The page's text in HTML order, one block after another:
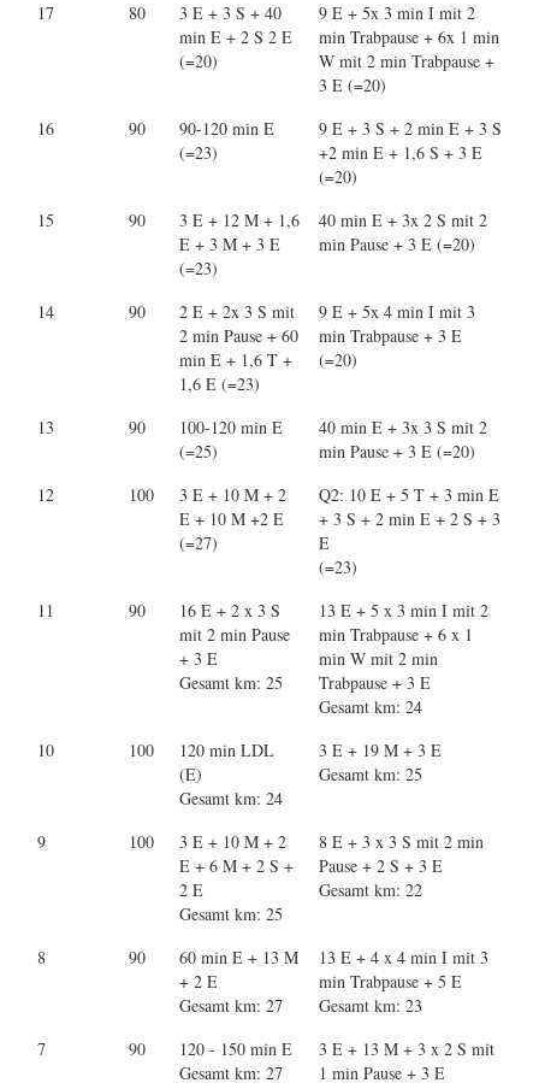
17
80
3 E + 3 S + 40
min E + 2 S 2 E
(=20)
9 E + 5x 3 min I mit 2
min Trabpause + 6x 1 min
W mit 2 min Trabpause +
3 E (=20)
16
90
90-120 min E
(=23)
9 E + 3 S + 2 min E + 3 S
+2 min E + 1,6 S + 3 E
(=20)
15
90
3 E + 12 M + 1,6
E + 3 M + 3 E
(=23)
40 min E + 3x 2 S mit 2
min Pause + 3 E (=20)
14 90
2 E + 2x 3 S mit
2 min Pause + 60
min E + 1,6 T +
1,6 E (=23)
9 E + 5x 4 min I mit 3
min Trabpause + 3 E
(=20)
13 90
100-120 min E
(=25)
40 min E + 3x 3 S mit 2
min Pause + 3 E (=20)
12
100
3 E + 10 M + 2
E + 10 M +2 E
(=27)
Q2: 10 E + 5 T + 3 min E
+ 3 S + 2 min E + 2 S + 3
E
(=23)
11
90
16 E + 2 x 3 S
mit 2 min Pause
+ 3 E
Gesamt km: 25
13 E + 5 x 3 min I mit 2
min Trabpause + 6 x 1
min W mit 2 min
Trabpause + 3 E
Gesamt km: 24
10
100
120 min LDL
(E)
Gesamt km: 24
3 E + 19 M + 3 E
Gesamt km: 25
9 100
3 E + 10 M + 2
E + 6 M + 2 S +
2 E
Gesamt km: 25
8 E + 3 x 3 S mit 2 min
Pause + 2 S + 3 E
Gesamt km: 22
8 90
60 min E + 13 M
+ 2 E
Gesamt km: 27
13 E + 4 x 4 min I mit 3
min Trabpause + 5 E
Gesamt km: 23
7
90
120 - 150 min E
Gesamt km: 27
3 E + 13 M + 3 x 2 S mit
1 min Pause + 3 E